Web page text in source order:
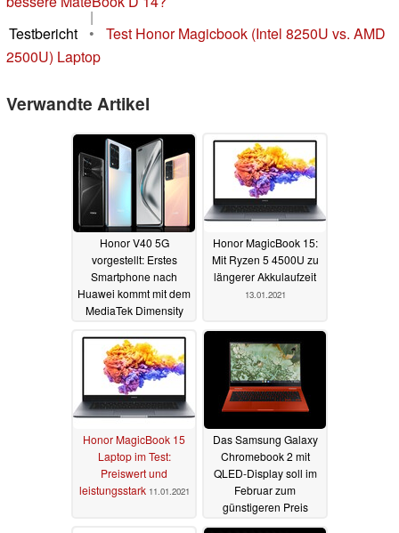
|
Testbericht
•
Test Honor Magicbook (Intel 8250U vs. AMD
2500U) Laptop
Verwandte Artikel
Honor V40 5G
vorgestellt: Erstes
Smartphone nach
Huawei kommt mit dem
MediaTek Dimensity
Honor MagicBook 15:
Mit Ryzen 5 4500U zu
längerer Akkulaufzeit
13.01.2021
Honor MagicBook 15
Laptop im Test:
Preiswert und
leistungsstark 11.01.2021
Das Samsung Galaxy
Chromebook 2 mit
QLED-Display soll im
Februar zum
günstigeren Preis
vorgestellt werden